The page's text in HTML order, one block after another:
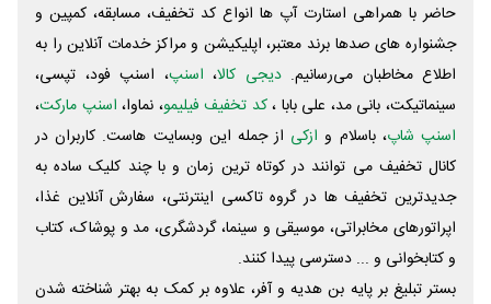
حاضر با همراهی استارت آپ ها انواع کد تخفیف، مسابقه، کمپین و
جشنواره های صدها برند معتبر، اپلیکیشن و مراکز خدمات آنلاین را به
اطلاع مخاطبان می‌رسانیم. دیجی کالا، اسنپ، اسنپ فود، تپسی،
سینماتیکت، بانی مد، علی‌ بابا ،کد تخفیف فیلیمو، نماوا، اسنپ مارکت،
اسنپ شاپ، باسلام و ازکی از جمله این وبسایت ‌هاست. کاربران در
کانال تخفیف می توانند در کوتاه ترین زمان و با چند کلیک ساده به
جدیدترین تخفیف ها در گروه تاکسی اینترنتی، سفارش آنلاین غذا،
اپراتورهای مخابراتی، موسیقی و سینما، گردشگری، مد و پوشاک، کتاب
و کتابخوانی و ... دسترسی پیدا کنند.
بستر تبلیغ بر پایه بن هدیه و آفر، علاوه بر کمک به بهتر شناخته شدن